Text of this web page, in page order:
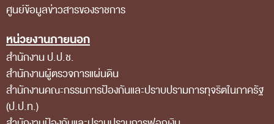
แผ่นดิน
โครงสร้างคณะกรรมการตรวจสอบ
เอกสารที่เกี่ยวข้องกับคณะกรรมการตรวจสอบ
คณะกรรมการมาตรฐานจริยธรรมของเจ้าหน้าที่และ
บุคลากรอื่น
ศูนย์ข้อมูลข่าวสารของราชการ
หน่วยงานภายนอก
สำนักงาน ป.ป.ช.
สำนักงานผู้ตรวจการแผ่นดิน
สำนักงานคณะกรรมการป้องกันและปราบปรามการทุจริตในภาครัฐ
(ป.ป.ท.)